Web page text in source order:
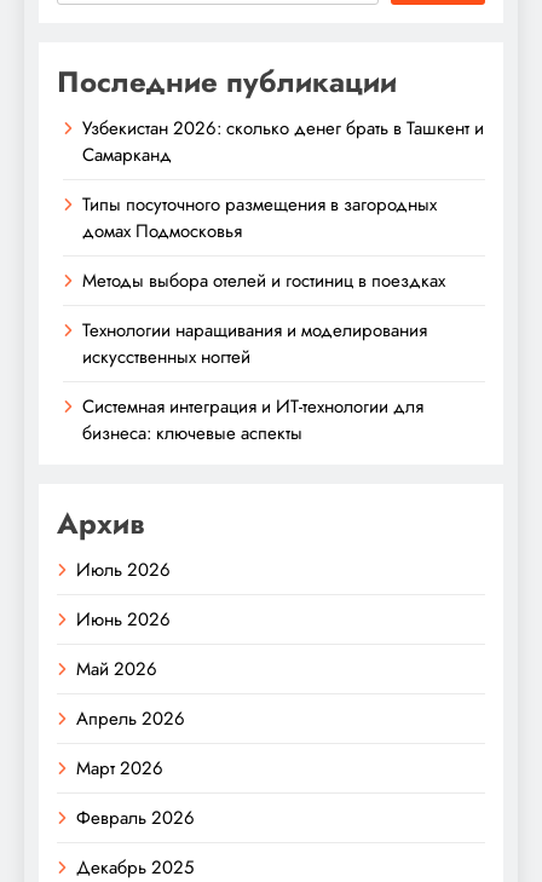
Последние публикации
Узбекистан 2026: сколько денег брать в Ташкент и
Самарканд
Типы посуточного размещения в загородных
домах Подмосковья
Методы выбора отелей и гостиниц в поездках
Технологии наращивания и моделирования
искусственных ногтей
Системная интеграция и ИТ-технологии для
бизнеса: ключевые аспекты
Архив
Июль 2026
Июнь 2026
Май 2026
Апрель 2026
Март 2026
Февраль 2026
Декабрь 2025